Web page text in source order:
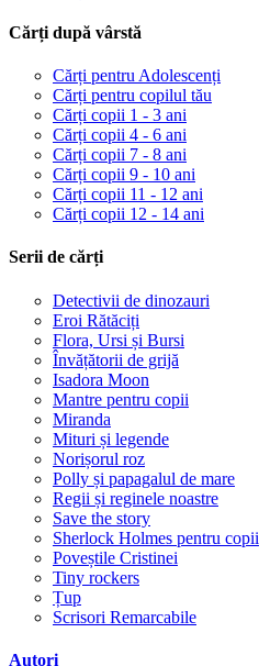
Cărți după vârstă
Cărți pentru Adolescenți
Cărți pentru copilul tău
Cărți copii 1 - 3 ani
Cărți copii 4 - 6 ani
Cărți copii 7 - 8 ani
Cărți copii 9 - 10 ani
Cărți copii 11 - 12 ani
Cărți copii 12 - 14 ani
Serii de cărți
Detectivii de dinozauri
Eroi Rătăciți
Flora, Ursi și Bursi
Învățătorii de grijă
Isadora Moon
Mantre pentru copii
Miranda
Mituri și legende
Norișorul roz
Polly și papagalul de mare
Regii și reginele noastre
Save the story
Sherlock Holmes pentru copii
Poveștile Cristinei
Tiny rockers
Țup
Scrisori Remarcabile
Autori